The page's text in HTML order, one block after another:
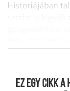
Historiájában
Ez egy cikk